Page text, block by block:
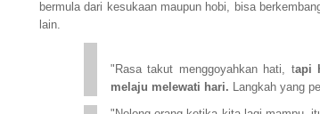
bermula dari kesukaan maupun hobi, bisa
lain.
"Rasa takut menggoyahkan hati, tapi
melaju melewati hari. Langkah yang